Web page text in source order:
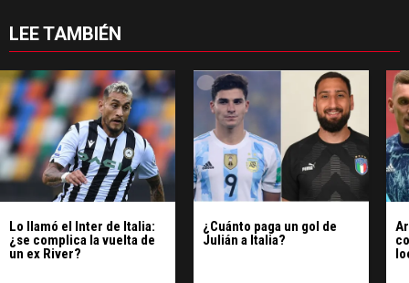
LEE TAMBIÉN
Lo llamó el Inter de Italia:
¿se complica la vuelta de
un ex River?
¿Cuánto paga un gol de
Julián a Italia?